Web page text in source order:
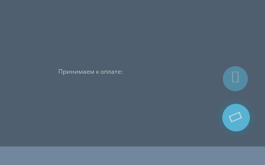
Принимаем к оплате: